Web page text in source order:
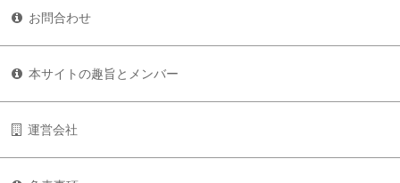
お問合わせ
本サイトの趣旨とメンバー
運営会社